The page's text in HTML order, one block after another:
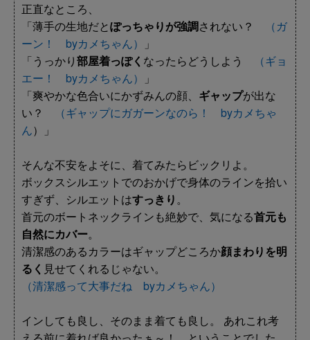
正直なところ、
「薄手の生地だとぽっちゃりが強調されない？
（ガ
ーン！ byカメちゃん）
」
「うっかり部屋着っぽく なったらどうしよう
（ギョ
エー！ byカメちゃん）
」
「爽やかな色合いにかずみんの顔、 ギャップが出な
い？
（ギャップにガガーンなのら！ byカメちゃ
ん）」
そんな不安をよそに、着てみたらビックリよ。
ボックスシルエットでのおかげで身体のラインを拾い
すぎず、シルエットはすっきり。
首元のボートネックラインも絶妙で、気になる首元も
自然にカバー。
清潔感のあるカラーはギャップどころか顔まわりを明
るく 見せてくれるじゃない。
（清潔感って大事だね byカメちゃん）
インしても良し、そのまま着ても良し。 あれこれ考